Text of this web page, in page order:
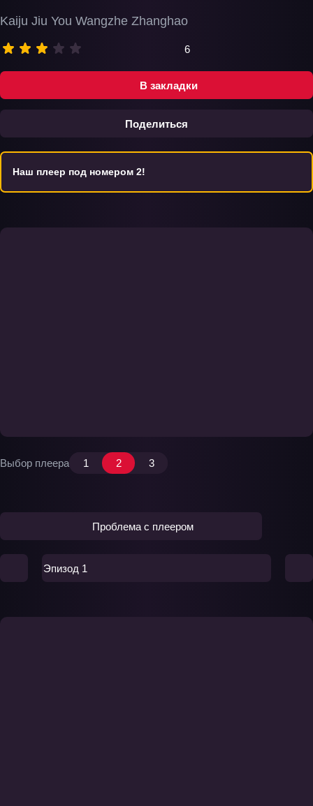
В закладки
Поделиться
Kaiju Jiu You Wangzhe Zhanghao
6
Наш плеер под номером 2!
Выбор плеера 1 2 3
Проблема с плеером
Эпизод 1